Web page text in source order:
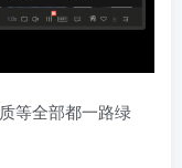
等全部都一路绿